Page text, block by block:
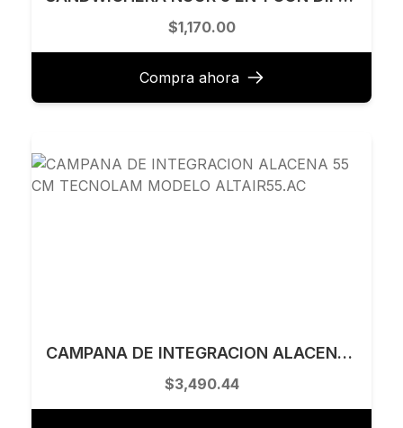
$1,170.00
Compra ahora
CAMPANA DE INTEGRACION ALACENA 55 CM TECNOLAM MODELO ALTAIR55.AC
$3,490.44